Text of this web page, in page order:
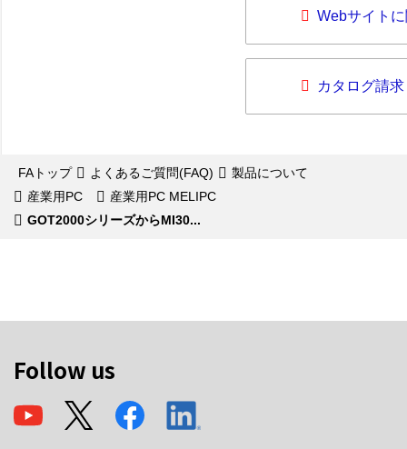
Webサイト
カタログ請求
FAトップ よくあるご質問(FAQ)
製品について
産業用PC
産業用PC MELIPC
GOT2000シリーズからMI30...
Follow us